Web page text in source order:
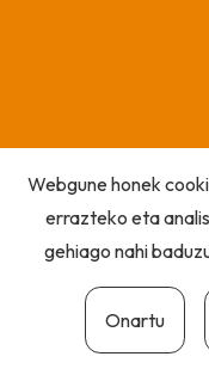
Webgune honek
errazteko eta
gehiago nahi
Onartu